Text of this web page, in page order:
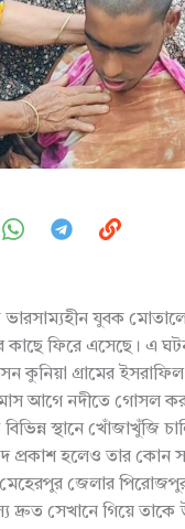
যুবক
কাছে ফিরে এসেছে। এ
কুনিয়া গ্রামের
মাস আগে নদীতে গোসল
স্থানে খোঁজাখুঁজি
প্রকাশ হলেও তার কোন
জেলার পিরোজপুর
সেখানে গিয়ে তাকে